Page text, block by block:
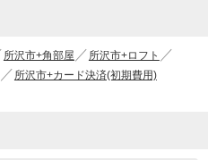
所沢市+角部屋
所沢市+ロフト
所沢市+カード決済(初期費用)